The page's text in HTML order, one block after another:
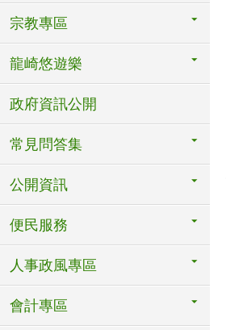
宗教專區
龍崎悠遊樂
政府資訊公開
常見問答集
公開資訊
便民服務
人事政風專區
會計專區